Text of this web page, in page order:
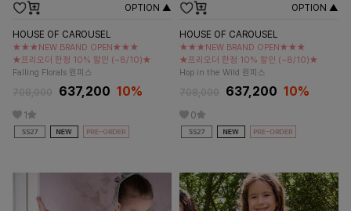
OPTION ▲
HOUSE OF CAROUSEL
★★★NEW BRAND OPEN★★★
★프리오더 한정 10% 할인 (~8/10)★
Falling Florals 원피스
708,000 637,200 10%
1
OPTION ▲
HOUSE OF CAROUSEL
★★★NEW BRAND OPEN★★★
★프리오더 한정 10% 할인 (~8/10)★
Hop in the Wild 원피스
708,000 637,200 10%
0